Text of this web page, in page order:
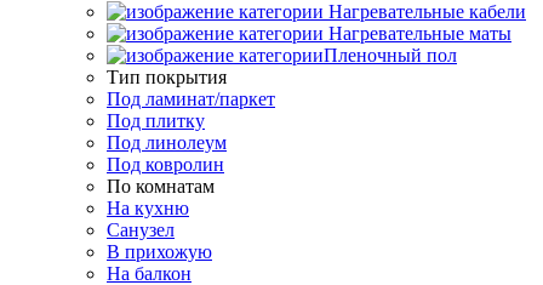
Нагревательные кабели
Нагревательные маты
Пленочный пол
Тип покрытия
Под ламинат/паркет
Под плитку
Под линолеум
Под ковролин
По комнатам
На кухню
Санузел
В прихожую
На балкон